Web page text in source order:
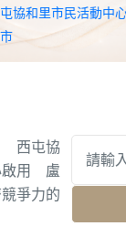
協和里市民活動中